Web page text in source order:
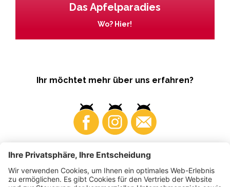
Das Apfelparadies
Wo? Hier!
Ihr möchtet mehr über uns erfahren?
Business Produzenten